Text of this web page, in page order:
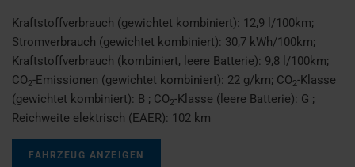
Kraftstoffverbrauch (gewichtet kombiniert): 12,9 l/100km;
Stromverbrauch (gewichtet kombiniert): 30,7 kWh/100km;
Kraftstoffverbrauch (kombiniert, leere Batterie): 9,8 l/100km;
CO2-Emissionen (gewichtet kombiniert): 22 g/km; CO2-Klasse
(gewichtet kombiniert): B ; CO2-Klasse (leere Batterie): G ;
Reichweite elektrisch (EAER): 102 km
FAHRZEUG ANZEIGEN